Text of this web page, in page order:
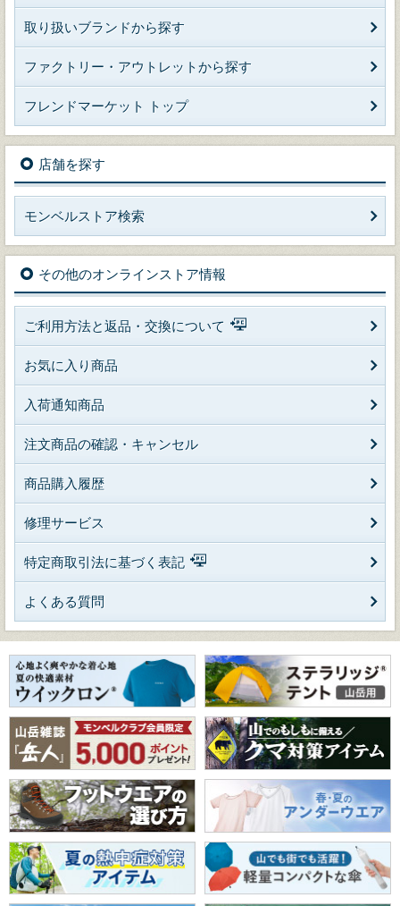
取り扱いブランドから探す
ファクトリー・アウトレットから探す
フレンドマーケット トップ
店舗を探す
モンベルストア検索
その他のオンラインストア情報
ご利用方法と返品・交換について
お気に入り商品
入荷通知商品
注文商品の確認・キャンセル
商品購入履歴
修理サービス
特定商取引法に基づく表記
よくある質問